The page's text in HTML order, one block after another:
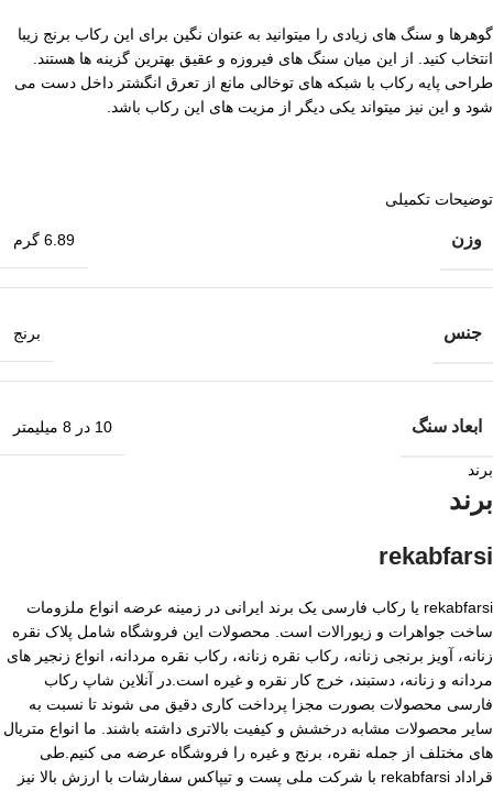
گوهرها و سنگ های زیادی را میتوانید به عنوان نگین برای این رکاب برنج زیبا
انتخاب کنید. از این میان سنگ های فیروزه و عقیق بهترین گزینه ها هستند.
طراحی پایه رکاب با شبکه های توخالی مانع از تعرق انگشتر داخل دست می
شود و این نیز میتواند یکی دیگر از مزیت های این رکاب باشد.
توضیحات تکمیلی
وزن 6.89 گرم
جنس برنج
ابعاد سنگ 10 در 8 میلیمتر
برند
برند
rekabfarsi
rekabfarsi یا رکاب فارسی یک برند ایرانی در زمینه عرضه انواع ملزومات
ساخت جواهرات و زیورالات است. محصولات این فروشگاه شامل پلاک نقره
زنانه، آویز برنجی زنانه، رکاب نقره زنانه، رکاب نقره مردانه، انواع زنجیر های
مردانه و زنانه، دستبند، خرج کار نقره و غیره است.در آنلاین شاپ رکاب
فارسی محصولات بصورت مجزا پرداخت کاری دقیق می شوند تا نسبت به
سایر محصولات مشابه درخشش و کیفیت بالاتری داشته باشند. ما انواع متریال
های مختلف از جمله نقره، برنج و غیره را فروشگاه عرضه می کنیم.طی
قراداد rekabfarsi با شرکت ملی پست و تیپاکس سفارشات با ارزش بالا نیز